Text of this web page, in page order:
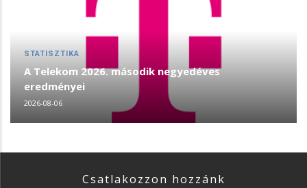
STATISZTIKA
A Telekom 2026. második negyedéves
eredményei
2026-08-06
Csatlakozzon hozzánk